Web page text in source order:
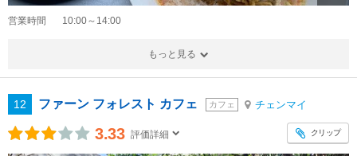
営業時間 10:00～14:00
もっと見る
12 ファーン フォレスト カフェ カフェ チェンマイ
3.33 評価詳細 クリップ